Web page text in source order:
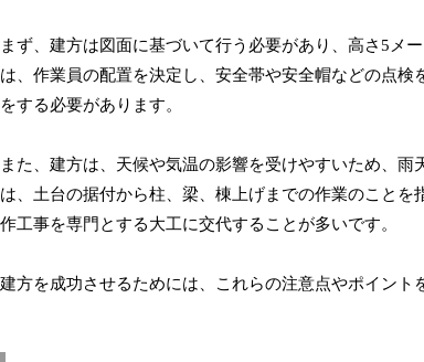
まず、建方は図面に基づいて行う必要があり、高さ5メ
は、作業員の配置を決定し、安全帯や安全帽などの点
をする必要があります。
また、建方は、天候や気温の影響を受けやすいため、
は、土台の据付から柱、梁、棟上げまでの作業のこと
作工事を専門とする大工に交代することが多いです。
建方を成功させるためには、これらの注意点やポイント